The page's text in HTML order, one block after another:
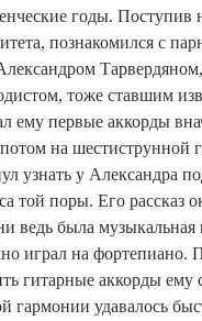
годы. Поступив
познакомился с
Тарвердяном,
тоже ставшим
ему первые аккорды
на шестиструнной
узнать у Александра
той поры. Его рассказ
ведь была музыкальная
играл на фортепиано.
гитарные аккорды ему
гармонии удавалось